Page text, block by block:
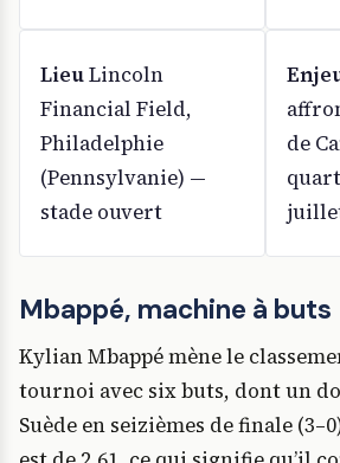
LieuLincoln
Financial Field,
Philadelphie
(Pennsylvanie) —
stade ouvert
de
Mbappé, machine à buts
Kylian Mbappé mène le
tournoi avec six buts, dont un
Suède en seizièmes de finale